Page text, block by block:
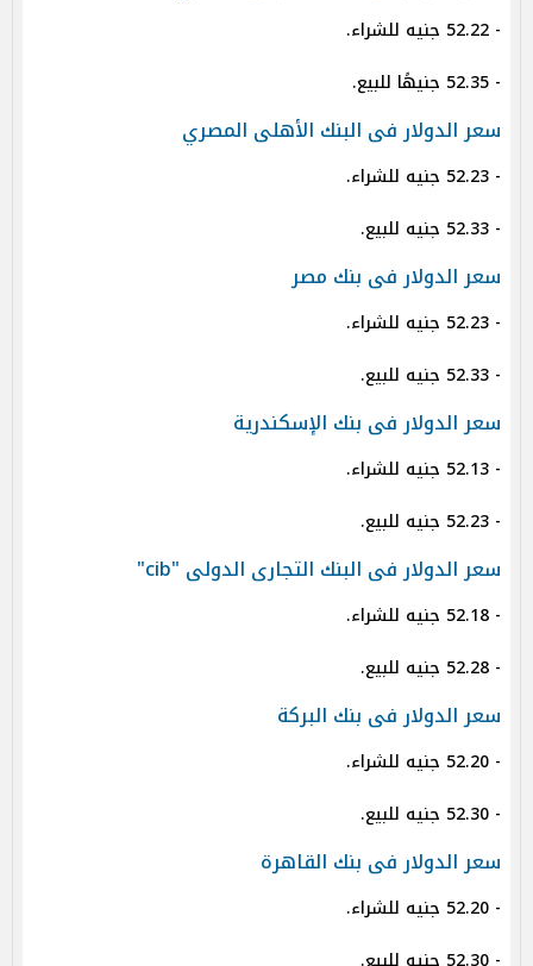
- 52.22 جنيه للشراء.
- 52.35 جنيهًا للبيع.
سعر الدولار فى البنك الأهلى المصري
- 52.23 جنيه للشراء.
- 52.33 جنيه للبيع.
سعر الدولار فى بنك مصر
- 52.23 جنيه للشراء.
- 52.33 جنيه للبيع.
سعر الدولار فى بنك الإسكندرية
- 52.13 جنيه للشراء.
- 52.23 جنيه للبيع.
سعر الدولار فى البنك التجارى الدولى "cib"
- 52.18 جنيه للشراء.
- 52.28 جنيه للبيع.
سعر الدولار فى بنك البركة
- 52.20 جنيه للشراء.
- 52.30 جنيه للبيع.
سعر الدولار فى بنك القاهرة
- 52.20 جنيه للشراء.